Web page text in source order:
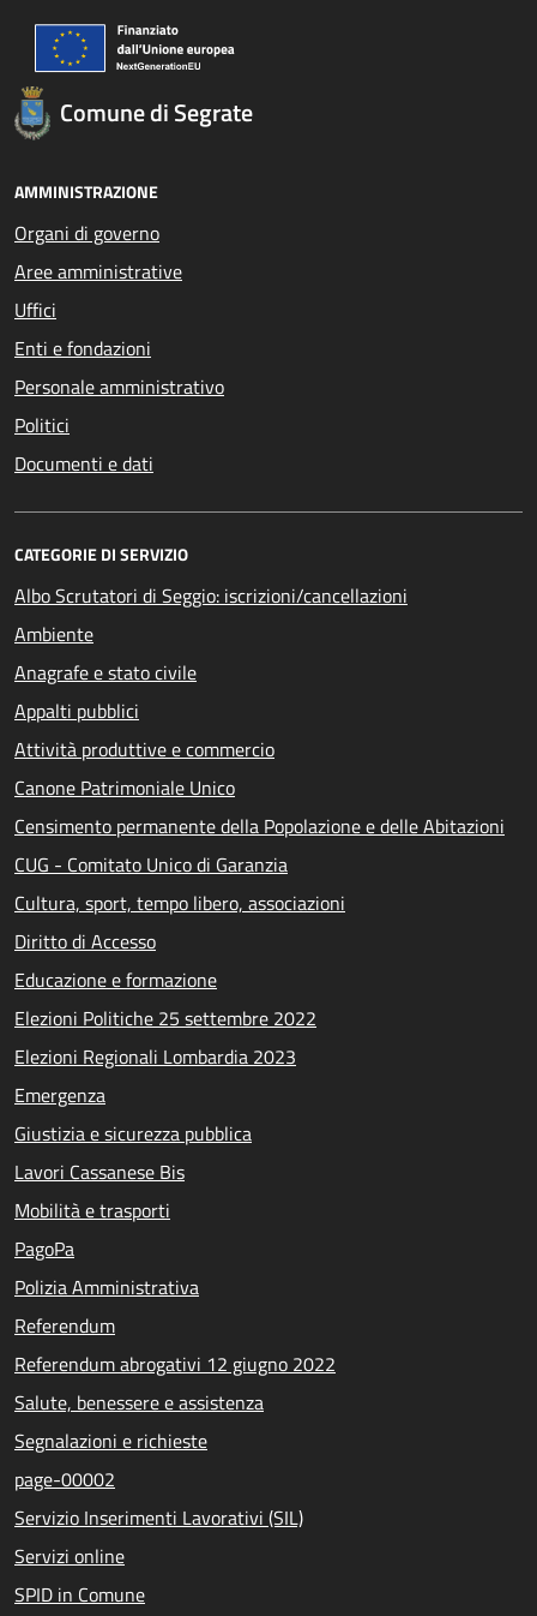
Comune di Segrate
AMMINISTRAZIONE
Organi di governo
Aree amministrative
Uffici
Enti e fondazioni
Personale amministrativo
Politici
Documenti e dati
CATEGORIE DI SERVIZIO
Albo Scrutatori di Seggio: iscrizioni/cancellazioni
Ambiente
Anagrafe e stato civile
Appalti pubblici
Attività produttive e commercio
Canone Patrimoniale Unico
Censimento permanente della Popolazione e delle Abitazioni
CUG - Comitato Unico di Garanzia
Cultura, sport, tempo libero, associazioni
Diritto di Accesso
Educazione e formazione
Elezioni Politiche 25 settembre 2022
Elezioni Regionali Lombardia 2023
Emergenza
Giustizia e sicurezza pubblica
Lavori Cassanese Bis
Mobilità e trasporti
PagoPa
Polizia Amministrativa
Referendum
Referendum abrogativi 12 giugno 2022
Salute, benessere e assistenza
Segnalazioni e richieste
page-00002
Servizio Inserimenti Lavorativi (SIL)
Servizi online
SPID in Comune